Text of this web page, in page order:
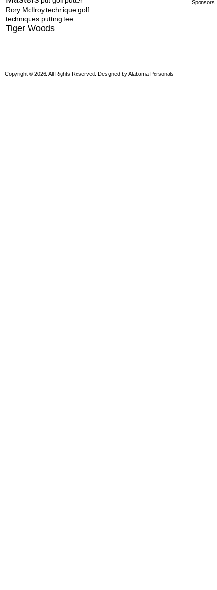
Rory McIlroytechnique golf
techniques putting tee
Tiger Woods
Sponsors
Copyright © 2026. All Rights Reserved. Designed byAlabama Personals